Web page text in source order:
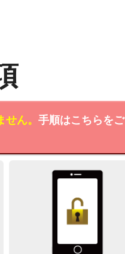
ん。 手順はこちらをご